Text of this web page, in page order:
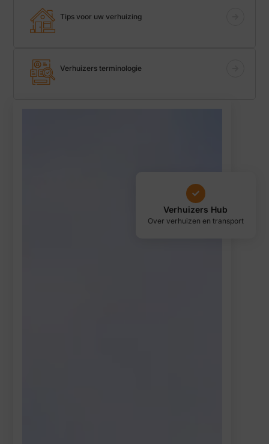
Verhuizers Hub
Over verhuizen en transport
Tips voor uw verhuizing
Verhuizers terminologie